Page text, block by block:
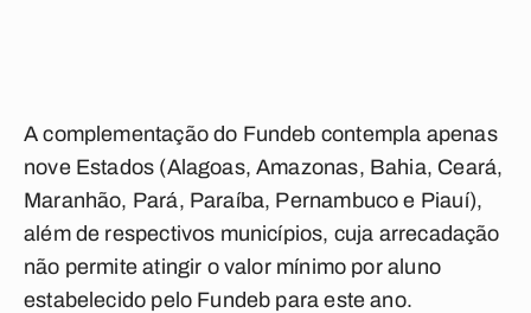
A complementação do Fundeb contempla apenas
nove Estados (Alagoas, Amazonas, Bahia, Ceará,
Maranhão, Pará, Paraíba, Pernambuco e Piauí),
além de respectivos municípios, cuja arrecadação
não permite atingir o valor mínimo por aluno
estabelecido pelo Fundeb para este ano.